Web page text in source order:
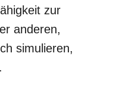
zur
anderen,
simulieren,